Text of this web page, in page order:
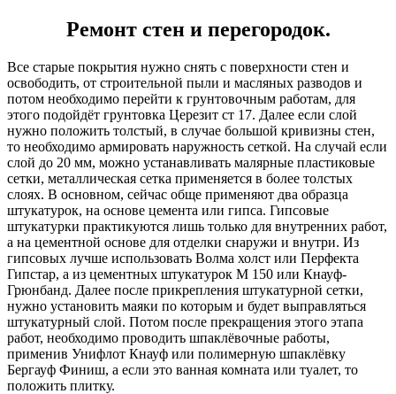
Ремонт стен и перегородок.
Все старые покрытия нужно снять с поверхности стен и
освободить, от строительной пыли и масляных разводов и
потом необходимо перейти к грунтовочным работам, для
этого подойдёт грунтовка Церезит ст 17. Далее если слой
нужно положить толстый, в случае большой кривизны стен,
то необходимо армировать наружность сеткой. На случай если
слой до 20 мм, можно устанавливать малярные пластиковые
сетки, металлическая сетка применяется в более толстых
слоях. В основном, сейчас обще применяют два образца
штукатурок, на основе цемента или гипса. Гипсовые
штукатурки практикуются лишь только для внутренних работ,
а на цементной основе для отделки снаружи и внутри. Из
гипсовых лучше использовать Волма холст или Перфекта
Гипстар, а из цементных штукатурок М 150 или Кнауф-
Грюнбанд. Далее после прикрепления штукатурной сетки,
нужно установить маяки по которым и будет выправляться
штукатурный слой. Потом после прекращения этого этапа
работ, необходимо проводить шпаклёвочные работы,
применив Унифлот Кнауф или полимерную шпаклёвку
Бергауф Финиш, а если это ванная комната или туалет, то
положить плитку.